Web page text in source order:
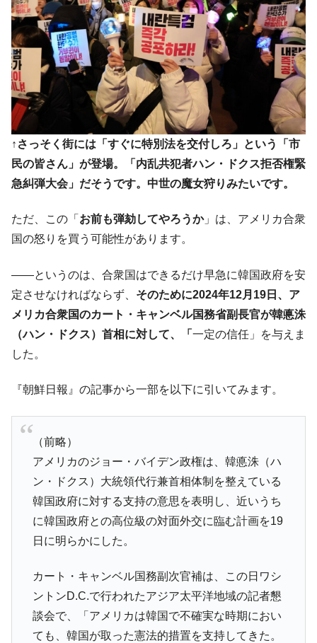
発。
『Money1』
韓国政府「ニセＫ-ブランドを通報しようキ
ャンペーン」⇒ あの名物教授も登場！
『Money1』
韓国「橋が落ちました」⇒ 耐久性「なさす
ぎ」では。
『Money1』
韓国鉄鋼最大手『POSCO』ズブズブ沈む。
営業利益80.2％も減少
『Money1』
米国下院「韓国の公務員個人をターゲット
にぶん殴る法案」提出！⇒ クーパン問題は合衆国企業に対
する差別。許してはおかぬ
他人事のような発言。
『Money1』
韓国半導体『SKハイニックス』2026年2Qの
『Money1』
韓国･加徳島新国際空港「またも暗礁」の危
機 ⇒ 10.7兆では損が出るからできない。
『Money1』
【速報】韓国株式市場の暴落・本日07月29
日(水)もサイドカー・サーキットブレイカーの二段コンボ
発動！
半分未満しか雇用を生まない
のは政界の責任だ」
『Money1』
に。
『Money1』
韓国化学企業最大手『ロッテケミカル』純
借入金が約8兆。信用格付け「ネガティブ」にダウン
Fact1
日本の誇る海洋資源調査船『白嶺』は先進技術の
塊！
府県とは？
Fact1 奇跡の毛色「白毛馬」とは？
↑さっそく街には「すぐに特別法を交付しろ」という「市
民の皆さん」が登場。「内乱共犯者ハン・ドクス拒否権緊
急糾弾大会」だそうです。中世の魔女狩りみたいです。
ただ、この「 お前も弾劾してやろうか」は、アメリカ合衆
国の怒りを買う可能性があります。
――というのは、合衆国はできるだけ早急に韓国政府を安
定させなければならず、 そのために2024年12月19日、ア
メリカ合衆国のカート・キャンベル国務省副長官が韓悳洙
（ハン・ドクス）首相に対して、「 一定の信任」を与えま
した。
『朝鮮日報』の記事から一部を以下に引いてみます。
（前略）
アメリカのジョー・バイデン政権は、韓悳洙（ハ
ン・ドクス）大統領代行兼首相体制を整えている
韓国政府に対する支持の意思を表明し、近いうち
に韓国政府との高位級の対面外交に臨む計画を19
日に明らかにした。
カート・キャンベル国務副次官補は、この日ワシ
ントンD.C.で行われたアジア太平洋地域の記者懇
談会で、「アメリカは韓国で不確実な時期におい
ても、韓国が取った憲法的措置を支持してきた。